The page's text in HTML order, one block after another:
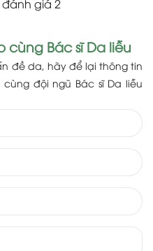
đánh giá 2
Bác sĩ Da liễu
đề da, hãy để lại thông tin
đội ngũ Bác sĩ Da liễu